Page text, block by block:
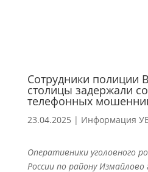
Сотрудники полиции
столицы задержали
телефонных
23.04.2025 | Информация
Оперативники уголовного
России по району